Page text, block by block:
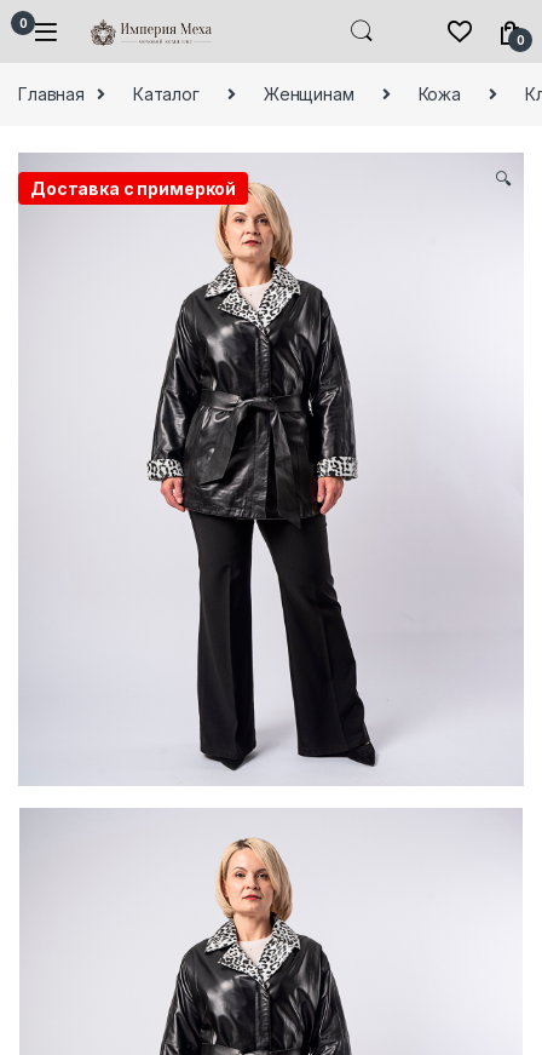
Skip to navigation
Skip to content
0
0
Главная Каталог Женщинам Кожа
Доставка с примеркой 🔍